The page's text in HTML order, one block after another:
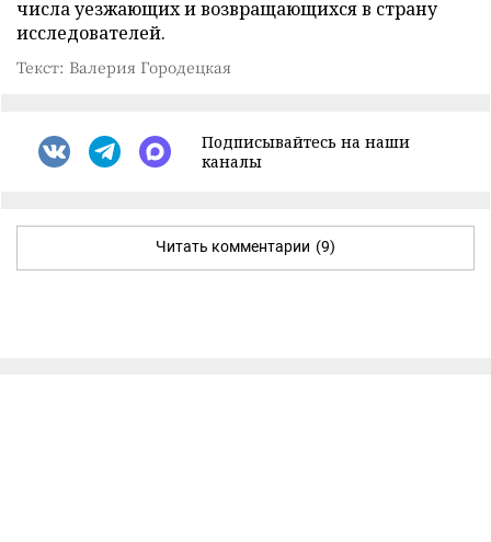
числа уезжающих и возвращающихся в страну
исследователей.
Текст: Валерия Городецкая
Подписывайтесь на наши
каналы
Читать комментарии (9)